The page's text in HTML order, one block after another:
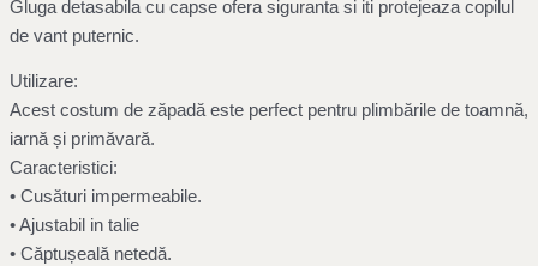
Gluga detasabila cu capse ofera siguranta si iti protejeaza copilul
de vant puternic.
Utilizare:
Acest costum de zăpadă este perfect pentru plimbările de toamnă,
iarnă și primăvară.
Caracteristici:
• Cusături impermeabile.
• Ajustabil in talie
• Căptușeală netedă.